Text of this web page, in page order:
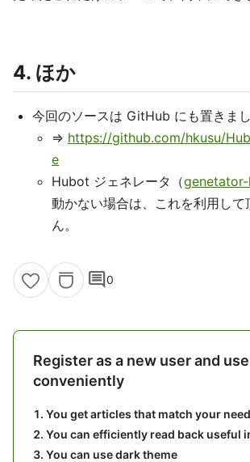
4. ほか
今回のソースは GitHub にも置きまし
⇒ https://github.com/hkusu/
e
Hubot ジェネレータ（
動かない場合は、これを利用して
ん。
comment0
Register as a new user and
conveniently
You get articles that match your
You can efficiently read back useful
You can use dark theme